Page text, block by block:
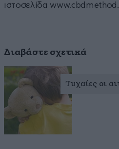
ιστοσελίδα
Διαβάστε σχετικά
Τυχαίες οι